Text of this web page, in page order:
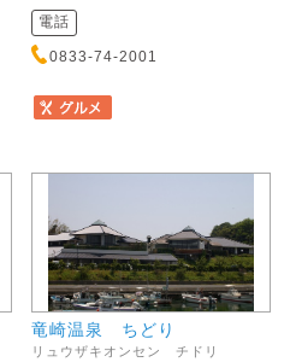
電話
0833-74-2001
竜崎温泉 ちどり
リュウザキオンセン チドリ